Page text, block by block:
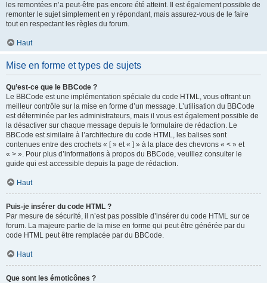
les remontées n’a peut-être pas encore été atteint. Il est également possible de
remonter le sujet simplement en y répondant, mais assurez-vous de le faire
tout en respectant les règles du forum.
Haut
Mise en forme et types de sujets
Qu’est-ce que le BBCode ?
Le BBCode est une implémentation spéciale du code HTML, vous offrant un
meilleur contrôle sur la mise en forme d’un message. L’utilisation du BBCode
est déterminée par les administrateurs, mais il vous est également possible de
la désactiver sur chaque message depuis le formulaire de rédaction. Le
BBCode est similaire à l’architecture du code HTML, les balises sont
contenues entre des crochets « [ » et « ] » à la place des chevrons « < » et
« > ». Pour plus d’informations à propos du BBCode, veuillez consulter le
guide qui est accessible depuis la page de rédaction.
Haut
Puis-je insérer du code HTML ?
Par mesure de sécurité, il n’est pas possible d’insérer du code HTML sur ce
forum. La majeure partie de la mise en forme qui peut être générée par du
code HTML peut être remplacée par du BBCode.
Haut
Que sont les émoticônes ?